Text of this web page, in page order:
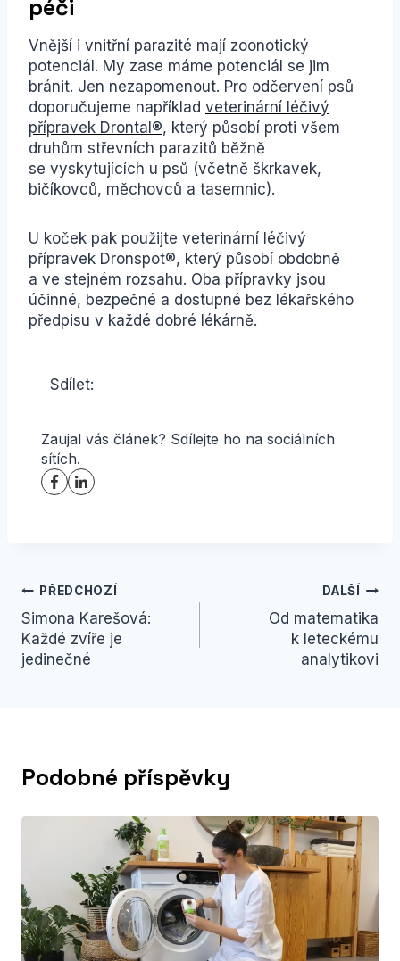
péči
Vnější i vnitřní parazité mají zoonotický
potenciál. My zase máme potenciál se jim
bránit. Jen nezapomenout. Pro odčervení psů
doporučujeme například veterinární léčivý
přípravek Drontal®, který působí proti všem
druhům střevních parazitů běžně
se vyskytujících u psů (včetně škrkavek,
bičíkovců, měchovců a tasemnic).
U koček pak použijte veterinární léčivý
přípravek Dronspot®, který působí obdobně
a ve stejném rozsahu. Oba přípravky jsou
účinné, bezpečné a dostupné bez lékařského
předpisu v každé dobré lékárně.
Sdílet:
Zaujal vás článek? Sdílejte ho na sociálních
sítích.
Navigace
pro
příspěvek
PŘEDCHOZÍ
Simona Karešová:
Každé zvíře je
jedinečné
DALŠÍ
Od matematika
k leteckému
analytikovi
Podobné příspěvky